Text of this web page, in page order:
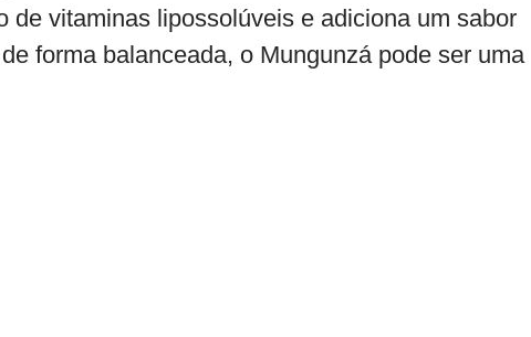
de vitaminas lipossolúveis e adiciona um sabor
forma balanceada, o Mungunzá pode ser uma